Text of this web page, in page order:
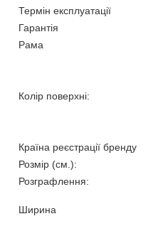
Термін експлуатації
Гарантія
Рама
Колір поверхні:
Країна реєстрації бренду
Розмір (см.):
Розграфлення:
Ширина